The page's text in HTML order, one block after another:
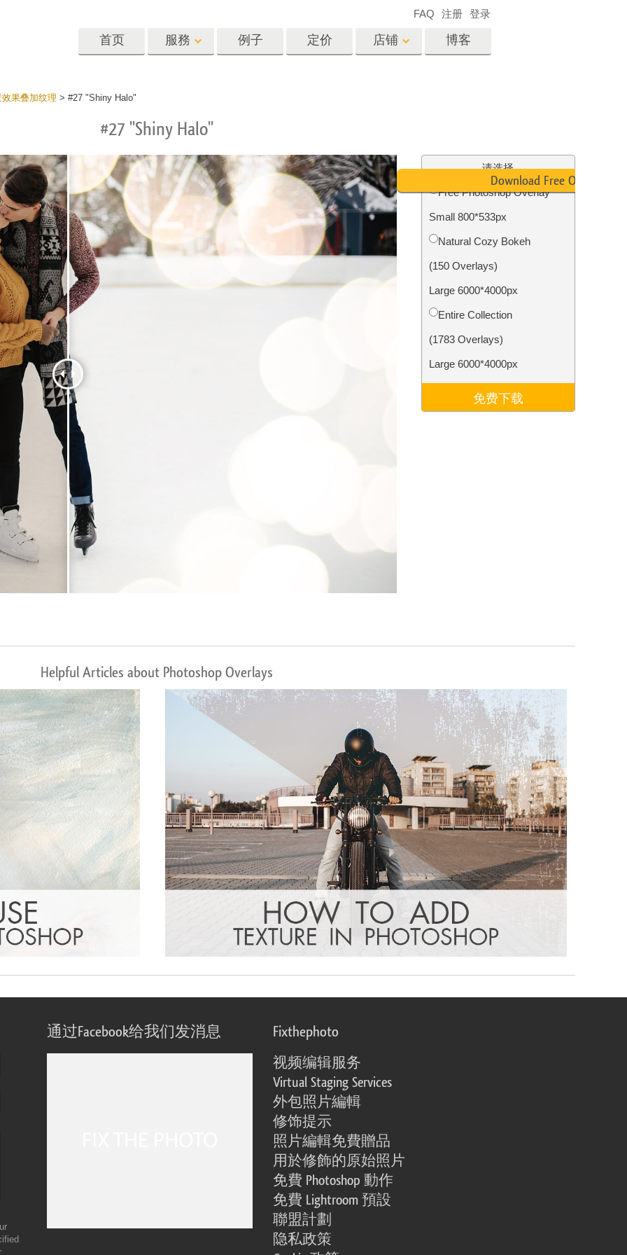
首页 服務
片编辑服务 人工智能生成的服装模型 照片修复服务
修图服务
例子 定价 店铺
预设
Photoshop 动作
Photoshop 疊加
Photoshop 紋理
Ps 动作 整个合集
Ps覆盖整个收藏
情人节贺卡
婚礼请柬
儿童生日请柬
博客
FAQ 注册 登录
果叠加纹理 > #27 "Shiny Halo"
#27 "Shiny Halo"
请选择
Free Photoshop Overlay
Small 800*533px
Natural Cozy Bokeh
(150 Overlays)
Large 6000*4000px
Entire Collection
(1783 Overlays)
Large 6000*4000px
免费下载
Download Free Overlay
Helpful Articles about Photoshop Overlays
通过Facebook给我们发消息 Fixthephoto
视频编辑服务
Virtual Staging Services
外包照片編輯
修饰提示
照片編輯免費贈品
用於修飾的原始照片
免費 Photoshop 動作
免費 Lightroom 預設
聯盟計劃
隐私政策